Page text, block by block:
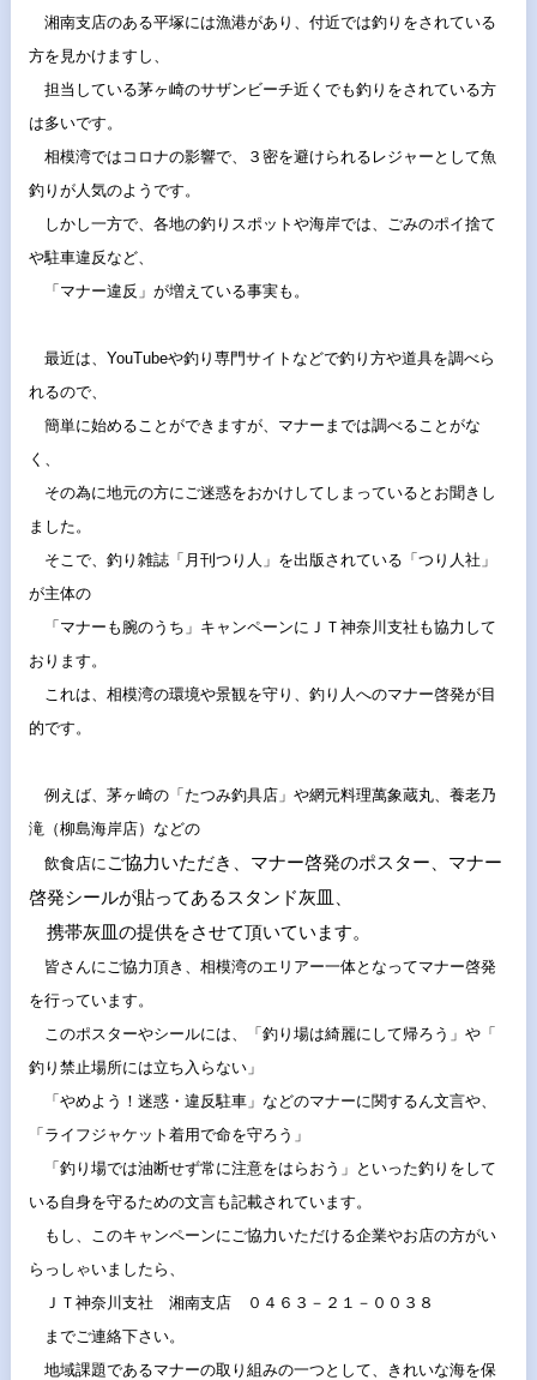
湘南支店のある平塚には漁港があり、 付近では釣りをされている
方を見かけますし、
担当している茅ヶ崎のサザンビーチ近くでも釣りをされている方
は多いです。
相模湾ではコロナの影響で、
３密を避けられるレジャーとして魚
釣りが人気のようです。
しかし一方で、各地の釣りスポットや海岸では、 ごみのポイ捨て
や駐車違反など、
「マナー違反」が増えている事実も。
最近は、 YouTubeや釣り専門サイトなどで釣り方や道具を調べら
れるので、
簡単に始めることができますが、マナーまでは調べることがな
く、
その為に地元の方にご迷惑をおかけしてしまっているとお聞きし
ま した。
そこで、釣り雑誌「月刊つり人」を出版されている「つり人社」
が主体の
「マナーも腕のうち」 キャンペーンにＪＴ神奈川支社も協力して
おります。
これは、相模湾の環境や景観を守り、 釣り人へのマナー啓発が目
的です。
例えば、茅ヶ崎の「たつみ釣具店」や網元料理萬象蔵丸、 養老乃
滝（柳島海岸店）などの
飲食店に ご協力いただき、マナー啓発のポスター、 マナー
啓発シールが貼ってあるスタンド灰皿、
携帯灰皿の提供をさせて頂いています。
皆さんにご協力頂き、 相模湾のエリアー一体となってマナー啓発
を行っています。
このポスターやシールには、「釣り場は綺麗にして帰ろう」や「
釣り禁止場所には立ち入らない」
「やめよう！迷惑・違反駐車」などのマナーに関するん文言や、
「 ライフジャケット着用で命を守ろう」
「釣り場では油断せず常に注意をはらおう」 といった釣りをして
いる自身を守るための文言も記載されています。
もし、 このキャンペーンにご協力いただける企業やお店の方がい
らっしゃいましたら、
ＪＴ神奈川支社 湘南支店 ０４６３－２１－００３８
までご連絡下さい。
地域課題であるマナーの取り組みの一つとして、
きれいな海を保